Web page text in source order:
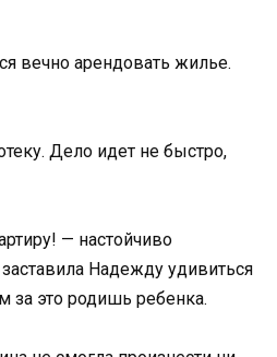
вечно арендовать жилье.
Дело идет не быстро,
— настойчиво
Надежду удивиться
это родишь ребенка.